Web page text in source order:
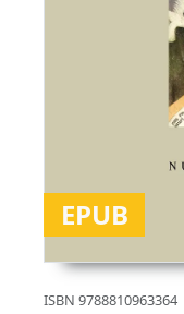
EPUB
ISBN 9788810963364